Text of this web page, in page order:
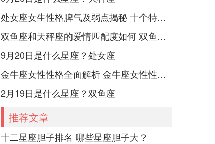
处女座女生性格脾气及弱点揭秘 十个特点惊人！
双鱼座和天秤座的爱情匹配度如何 双鱼天秤缘分会怎样
9月20日是什么星座？处女座
金牛座女性性格全面解析 金牛座女性性格与脾气全揭秘
2月19日是什么星座？双鱼座
推荐文章
十二星座胆子排名 哪些星座胆子大？